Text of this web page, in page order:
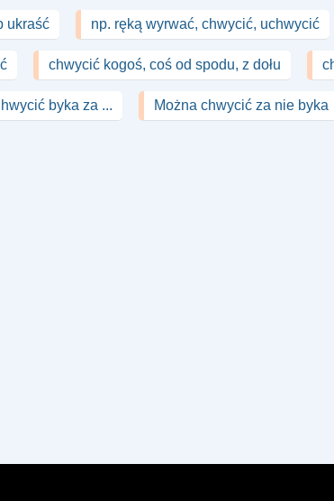
ukraść np. ręką wyrwać, chwycić, uchwycić
chwycić kogoś, coś od spodu, z dołu
byka za ... Można chwycić za nie byka